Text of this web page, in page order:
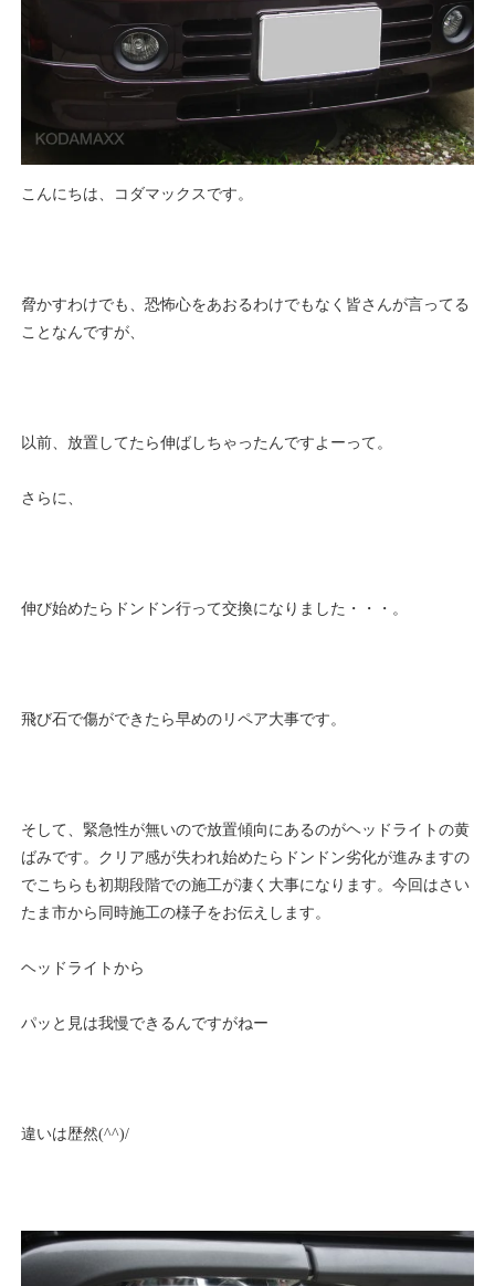
こんにちは、コダマックスです。
脅かすわけでも、恐怖心をあおるわけでもなく皆さんが言ってる
ことなんですが、
以前、放置してたら伸ばしちゃったんですよーって。
さらに、
伸び始めたらドンドン行って交換になりました・・・。
飛び石で傷ができたら早めのリペア大事です。
そして、緊急性が無いので放置傾向にあるのがヘッドライトの黄
ばみです。クリア感が失われ始めたらドンドン劣化が進みますの
でこちらも初期段階での施工が凄く大事になります。今回はさい
たま市から同時施工の様子をお伝えします。
ヘッドライトから
パッと見は我慢できるんですがねー
違いは歴然(^^)/